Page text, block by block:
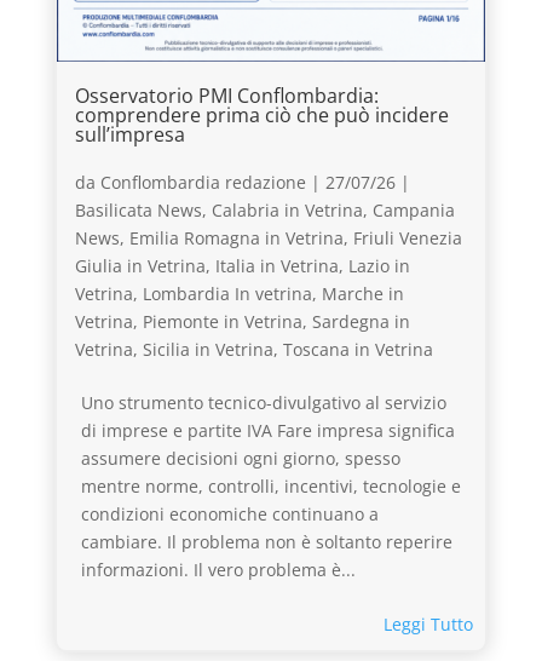
Osservatorio PMI Conflombardia:
comprendere prima ciò che può incidere
sull’impresa
da Conflombardia redazione | 27/07/26|
Basilicata News, Calabria in Vetrina, Campania
News, Emilia Romagna in Vetrina, Friuli Venezia
Giulia in Vetrina, Italia in Vetrina, Lazio in
Vetrina, Lombardia In vetrina, Marche in
Vetrina, Piemonte in Vetrina, Sardegna in
Vetrina, Sicilia in Vetrina, Toscana in Vetrina
Uno strumento tecnico-divulgativo al servizio
di imprese e partite IVA Fare impresa significa
assumere decisioni ogni giorno, spesso
mentre norme, controlli, incentivi, tecnologie e
condizioni economiche continuano a
cambiare. Il problema non è soltanto reperire
informazioni. Il vero problema è...
Leggi Tutto